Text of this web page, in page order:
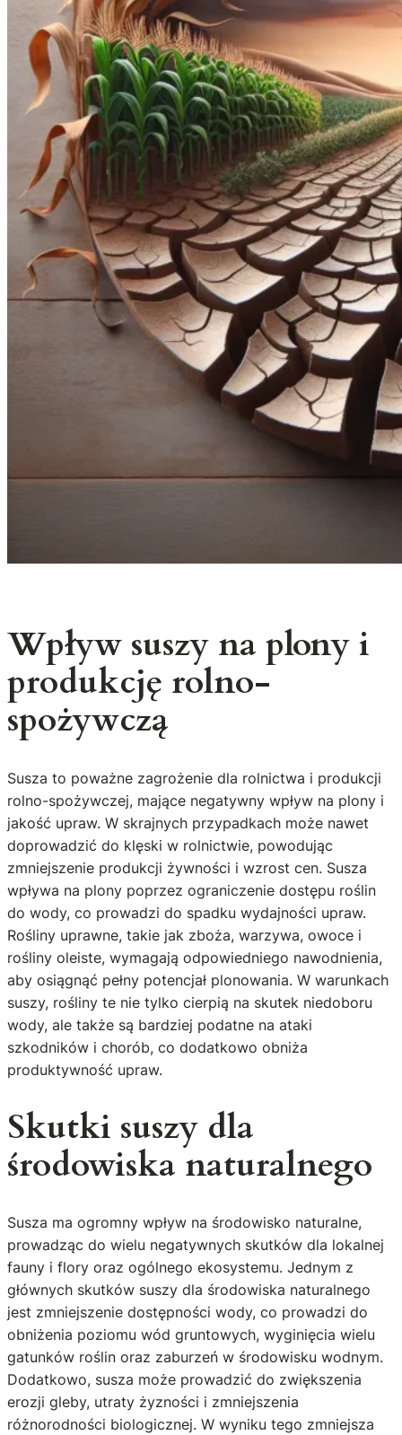
Wpływ suszy na plony i
produkcję rolno-
spożywczą
Susza to poważne zagrożenie dla rolnictwa i produkcji
rolno-spożywczej, mające negatywny wpływ na plony i
jakość upraw. W skrajnych przypadkach może nawet
doprowadzić do klęski w rolnictwie, powodując
zmniejszenie produkcji żywności i wzrost cen. Susza
wpływa na plony poprzez ograniczenie dostępu roślin
do wody, co prowadzi do spadku wydajności upraw.
Rośliny uprawne, takie jak zboża, warzywa, owoce i
rośliny oleiste, wymagają odpowiedniego nawodnienia,
aby osiągnąć pełny potencjał plonowania. W warunkach
suszy, rośliny te nie tylko cierpią na skutek niedoboru
wody, ale także są bardziej podatne na ataki
szkodników i chorób, co dodatkowo obniża
produktywność upraw.
Skutki suszy dla
środowiska naturalnego
Susza ma ogromny wpływ na środowisko naturalne,
prowadząc do wielu negatywnych skutków dla lokalnej
fauny i flory oraz ogólnego ekosystemu. Jednym z
głównych skutków suszy dla środowiska naturalnego
jest zmniejszenie dostępności wody, co prowadzi do
obniżenia poziomu wód gruntowych, wyginięcia wielu
gatunków roślin oraz zaburzeń w środowisku wodnym.
Dodatkowo, susza może prowadzić do zwiększenia
erozji gleby, utraty żyzności i zmniejszenia
różnorodności biologicznej. W wyniku tego zmniejsza